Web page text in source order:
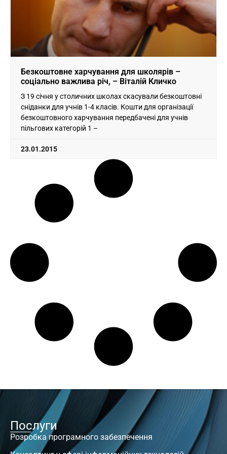
Безкоштовне харчування для школярів –
соціально важлива річ, – Віталій Кличко
З 19 січня у столичних школах скасували безкоштовні
сніданки для учнів 1-4 класів. Кошти для організації
безкоштовного харчування передбачені для учнів
пільгових категорій 1 –
23.01.2015
Послуги
Розробка програмного забезпечення